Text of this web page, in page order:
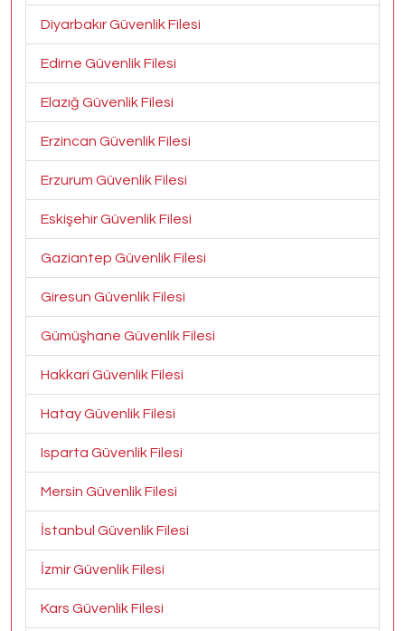
Diyarbakır Güvenlik Filesi
Edirne Güvenlik Filesi
Elazığ Güvenlik Filesi
Erzincan Güvenlik Filesi
Erzurum Güvenlik Filesi
Eskişehir Güvenlik Filesi
Gaziantep Güvenlik Filesi
Giresun Güvenlik Filesi
Gümüşhane Güvenlik Filesi
Hakkari Güvenlik Filesi
Hatay Güvenlik Filesi
Isparta Güvenlik Filesi
Mersin Güvenlik Filesi
İstanbul Güvenlik Filesi
İzmir Güvenlik Filesi
Kars Güvenlik Filesi